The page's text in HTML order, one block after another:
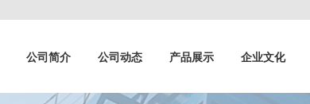
公司简介 公司动态 产品展示 企业文化